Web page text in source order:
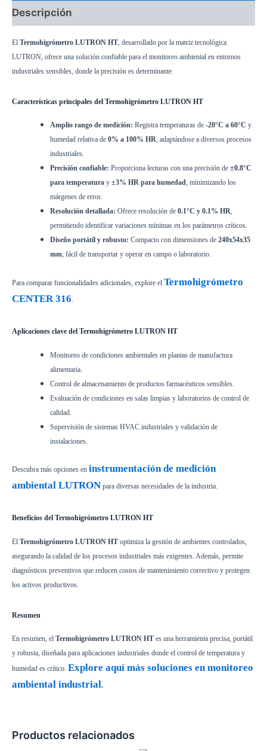
Descripción
El Termohigrómetro LUTRON HT, desarrollado por la matriz tecnológica
LUTRON, ofrece una solución confiable para el monitoreo ambiental en entornos
industriales sensibles, donde la precisión es determinante.
Características principales del Termohigrómetro LUTRON HT
Amplio rango de medición: Registra temperaturas de -20°C a 60°C y
humedad relativa de 0% a 100% HR, adaptándose a diversos procesos
industriales.
Precisión confiable: Proporciona lecturas con una precisión de ±0.8°C
para temperaturay ±3% HR para humedad, minimizando los
márgenes de error.
Resolución detallada: Ofrece resolución de 0.1°C y 0.1% HR,
permitiendo identificar variaciones mínimas en los parámetros críticos.
Diseño portátil y robusto: Compacto con dimensiones de 240x54x35
mm, fácil de transportar y operar en campo o laboratorio.
Para comparar funcionalidades adicionales, explore el Termohigrómetro
CENTER 316.
Aplicaciones clave del Termohigrómetro LUTRON HT
Monitoreo de condiciones ambientales en plantas de manufactura
alimentaria.
Control de almacenamiento de productos farmacéuticos sensibles.
Evaluación de condiciones en salas limpias y laboratorios de control de
calidad.
Supervisión de sistemas HVAC industriales y validación de
instalaciones.
Descubra más opciones en instrumentación de medición
ambiental LUTRON para diversas necesidades de la industria.
Beneficios del Termohigrómetro LUTRON HT
El Termohigrómetro LUTRON HT optimiza la gestión de ambientes controlados,
asegurando la calidad de los procesos industriales más exigentes. Además, permite
diagnósticos preventivos que reducen costos de mantenimiento correctivo y protegen
los activos productivos.
Resumen
En resumen, el Termohigrómetro LUTRON HT es una herramienta precisa, portátil
y robusta, diseñada para aplicaciones industriales donde el control de temperatura y
humedad es crítico. Explore aquí más soluciones en monitoreo
ambiental industrial.
Productos relacionados